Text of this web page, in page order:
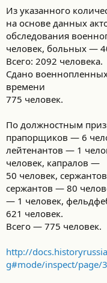
Из указанного
на основе данных
обследования
человек, больных —
Всего: 2092 человека.
Сдано
времени
775 человек.
По должностным
прапорщиков — 6
лейтенантов — 1
человек, капралов —
50 человек,
сержантов — 80
— 1 человек,
621 человек.
Всего — 775 человек.
http://
g#mode/inspect/page/